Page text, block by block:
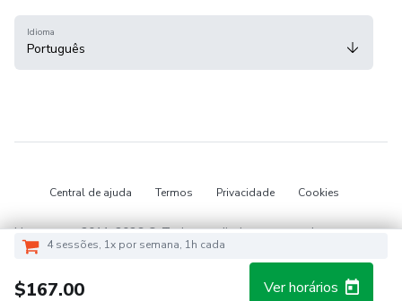
4 sessões, 1x por semana, 1h cada
$167.00 Ver horários
Idioma
Português
Central de ajuda Termos Privacidade Cookies
Hotmart — 2011-2026 © Todos os direitos reservados.